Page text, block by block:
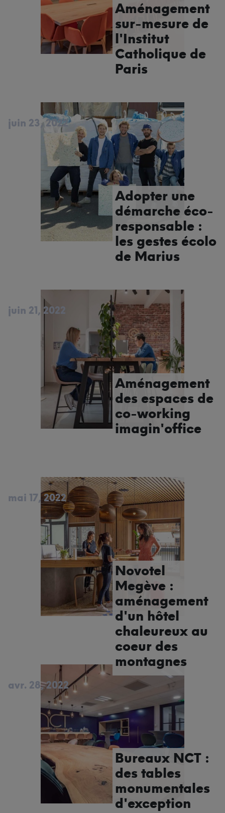
Aménagement
sur-mesure de
l'Institut
Catholique de
Paris
Adopter une
démarche éco-
responsable :
les gestes écolo
de Marius
juin 23, 2022
Aménagement
des espaces de
co-working
imagin'office
juin 21, 2022
Novotel
Megève :
aménagement
d'un hôtel
chaleureux au
coeur des
montagnes
mai 17, 2022
Bureaux NCT :
des tables
monumentales
d'exception
avr. 28, 2022